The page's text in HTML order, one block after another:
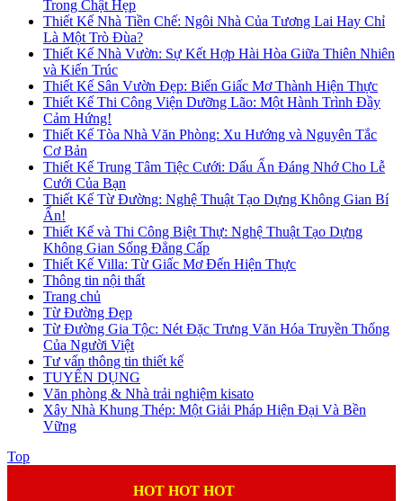
Trong Chật Hẹp
Thiết Kế Nhà Tiền Chế: Ngôi Nhà Của Tương Lai Hay Chỉ
Là Một Trò Đùa?
Thiết Kế Nhà Vườn: Sự Kết Hợp Hài Hòa Giữa Thiên Nhiên
và Kiến Trúc
Thiết Kế Sân Vườn Đẹp: Biến Giấc Mơ Thành Hiện Thực
Thiết Kế Thi Công Viện Dưỡng Lão: Một Hành Trình Đầy
Cảm Hứng!
Thiết Kế Tòa Nhà Văn Phòng: Xu Hướng và Nguyên Tắc
Cơ Bản
Thiết Kế Trung Tâm Tiệc Cưới: Dấu Ấn Đáng Nhớ Cho Lễ
Cưới Của Bạn
Thiết Kế Từ Đường: Nghệ Thuật Tạo Dựng Không Gian Bí
Ẩn!
Thiết Kế và Thi Công Biệt Thự: Nghệ Thuật Tạo Dựng
Không Gian Sống Đẳng Cấp
Thiết Kế Villa: Từ Giấc Mơ Đến Hiện Thực
Thông tin nội thất
Trang chủ
Từ Đường Đẹp
Từ Đường Gia Tộc: Nét Đặc Trưng Văn Hóa Truyền Thống
Của Người Việt
Tư vấn thông tin thiết kế
TUYỂN DỤNG
Văn phòng & Nhà trải nghiệm kisato
Xây Nhà Khung Thép: Một Giải Pháp Hiện Đại Và Bền
Vững
Top
HOT HOT HOT